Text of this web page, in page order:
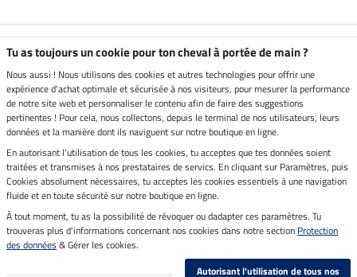
Boutique climatiquement
Livraison par
Paiement sécurisé
Mentions légales
Dernière actualisation le 06.08.2026 à 14:39
Tu as toujours un cookie pour ton cheval à portée de main ?
Nous aussi ! Nous utilisons des cookies et autres technologies pour offrir une
expérience d'achat optimale et sécurisée à nos visiteurs, pour mesurer la performance
de notre site web et personnaliser le contenu afin de faire des suggestions
pertinentes ! Pour cela, nous collectons, depuis le terminal de nos utilisateurs, leurs
données et la manière dont ils naviguent sur notre boutique en ligne.
En autorisant l'utilisation de tous les cookies, tu acceptes que tes données soient
traitées et transmises à nos prestataires de servics. En cliquant sur Paramètres, puis
Cookies absolument nécessaires, tu acceptes les cookies essentiels à une navigation
fluide et en toute sécurité sur notre boutique en ligne.
À tout moment, tu as la possibilité de révoquer ou dadapter ces paramètres. Tu
trouveras plus d'informations concernant nos cookies dans notre section Protection
des données & Gérer les cookies.
Autorisant l'utilisation de tous nos